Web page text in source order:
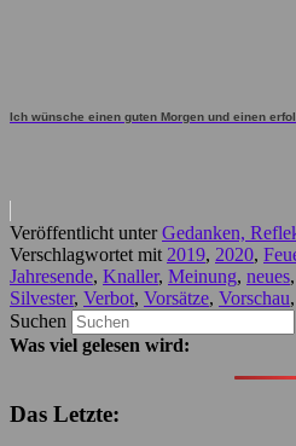
Ich wünsche einen guten Morgen und einen
Veröffentlicht unter Gedanken,
Verschlagwortet mit 2019, 2020,
Jahresende, Knaller, Meinung, neues,
Silvester, Verbot, Vorsätze, Vorschau,
Suchen
Was viel gelesen wird:
Das Letzte: